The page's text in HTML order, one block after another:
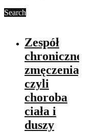
Search
Zespół
chronicznego
zmęczenia,
czyli
choroba
ciała i
duszy